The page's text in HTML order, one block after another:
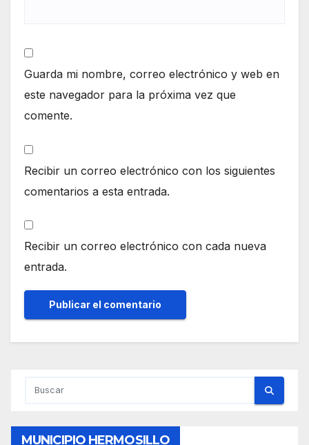
Guarda mi nombre, correo electrónico y web en
este navegador para la próxima vez que
comente.
Recibir un correo electrónico con los siguientes
comentarios a esta entrada.
Recibir un correo electrónico con cada nueva
entrada.
MUNICIPIO HERMOSILLO